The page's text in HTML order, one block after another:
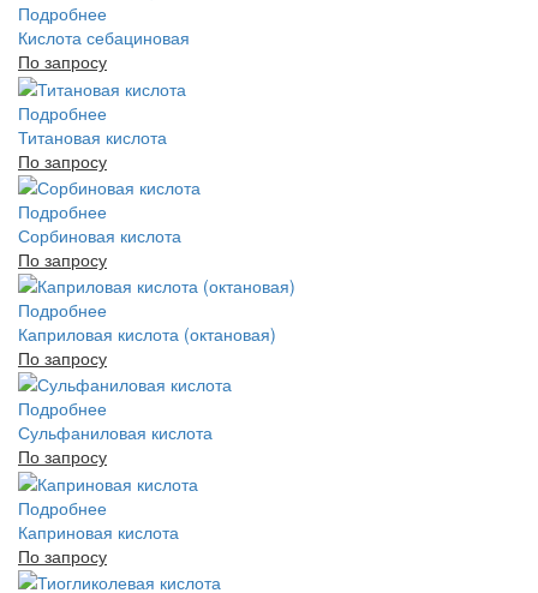
Подробнее
Кислота себациновая
По запросу
Подробнее
Титановая кислота
По запросу
Подробнее
Сорбиновая кислота
По запросу
Подробнее
Каприловая кислота (октановая)
По запросу
Подробнее
Сульфаниловая кислота
По запросу
Подробнее
Каприновая кислота
По запросу